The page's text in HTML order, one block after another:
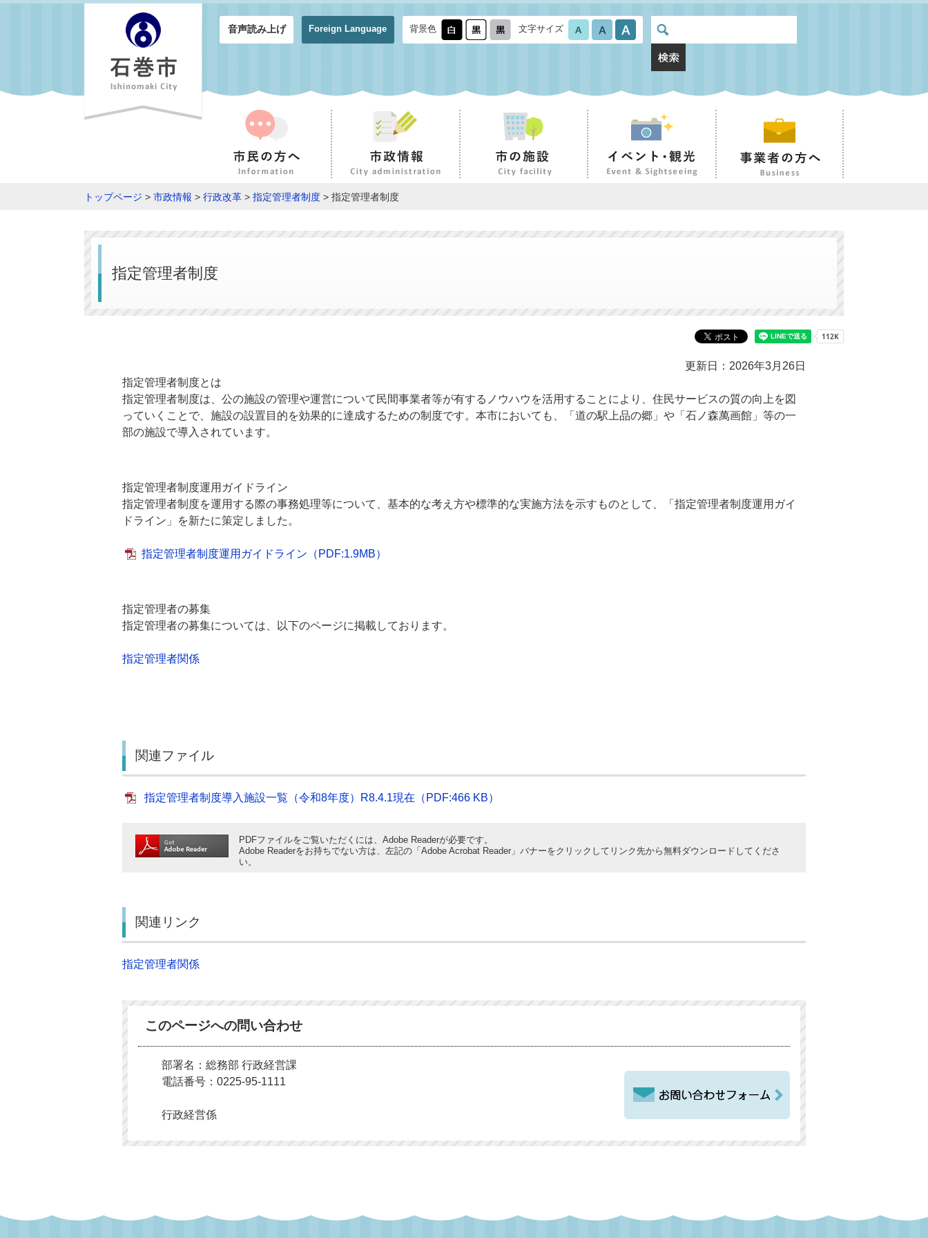
音声読み上げ Foreign Language 背景色 文字サイズ
トップページ > 市政情報 > 行政改革 > 指定管理者制度 > 指定管理者制度
指定管理者制度
更新日：2026年3月26日
指定管理者制度とは
指定管理者制度は、公の施設の管理や運営について民間事業者等が有するノウハウを活用することにより、住民サービスの質の向上を図
っていくことで、施設の設置目的を効果的に達成するための制度です。本市においても、「道の駅上品の郷」や「石ノ森萬画館」等の一
部の施設で導入されています。
指定管理者制度運用ガイドライン
指定管理者制度を運用する際の事務処理等について、基本的な考え方や標準的な実施方法を示すものとして、「指定管理者制度運用ガイ
ドライン」を新たに策定しました。
指定管理者制度運用ガイドライン （PDF:1.9MB）
指定管理者の募集
指定管理者の募集については、以下のページに掲載しております。
指定管理者関係
関連ファイル
指定管理者制度導入施設一覧（令和8年度）R8.4.1現在（PDF:466 KB）
PDFファイルをご覧いただくには、Adobe Readerが必要です。
Adobe Readerをお持ちでない方は、左記の「Adobe Acrobat Reader」バナーをクリックしてリンク先から無料ダウンロードしてくださ
い。
関連リンク
指定管理者関係
このページへの問い合わせ
部署名：総務部 行政経営課
電話番号：0225-95-1111
行政経営係